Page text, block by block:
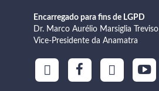
Encarregado para fins de LGPD
Dr. Marco Aurélio Marsiglia Treviso
Vice-Presidente da Anamatra